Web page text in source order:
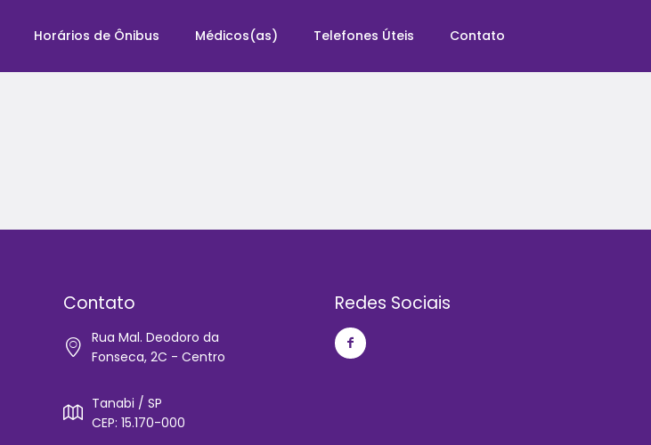
Horários de Ônibus Médicos(as) Telefones Úteis Contato
Contato
Rua Mal. Deodoro da
Fonseca, 2C - Centro
Tanabi / SP
CEP: 15.170-000
Redes Sociais